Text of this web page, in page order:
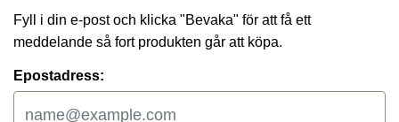
Fyll i din e-post och klicka "Bevaka" för att få ett
meddelande så fort produkten går att köpa.
Epostadress: